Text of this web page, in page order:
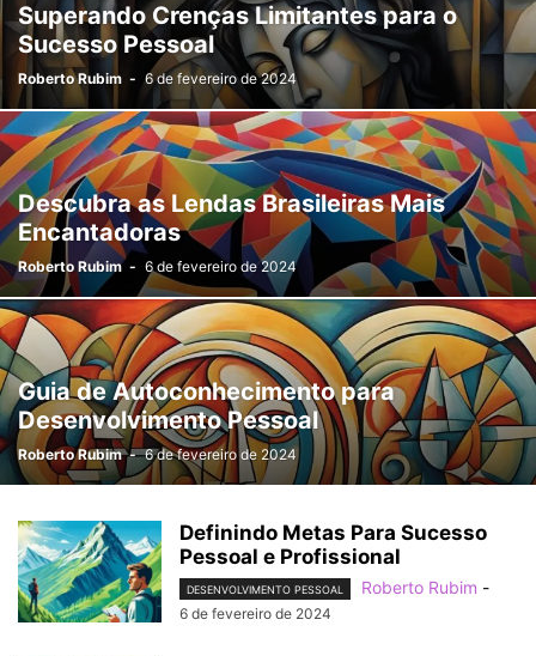
Superando Crenças Limitantes para o
Sucesso Pessoal
Roberto Rubim - 6 de fevereiro de 2024
Descubra as Lendas Brasileiras Mais
Encantadoras
Roberto Rubim - 6 de fevereiro de 2024
Guia de Autoconhecimento para
Desenvolvimento Pessoal
Roberto Rubim - 6 de fevereiro de 2024
Definindo Metas Para Sucesso
Pessoal e Profissional
DESENVOLVIMENTO PESSOAL Roberto Rubim -
6 de fevereiro de 2024